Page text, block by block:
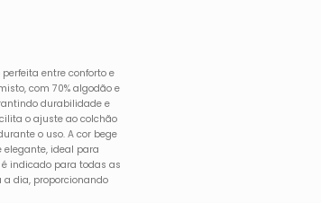
perfeita entre conforto e
com 70% algodão e
durabilidade e
o ajuste ao colchão
o uso. A cor bege
ideal para
indicado para todas as
a dia, proporcionando